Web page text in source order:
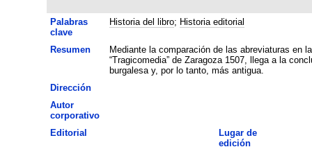
Palabras
clave
Historia del libro; Historia editorial
Resumen
Mediante la comparación de las abreviaturas en
“Tragicomedia” de Zaragoza 1507, llega a la
burgalesa y, por lo tanto, más antigua.
Dirección
Autor
corporativo
Editorial
Lugar de
edición